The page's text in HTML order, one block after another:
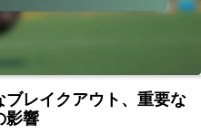
レイクアウト、重要な
影響